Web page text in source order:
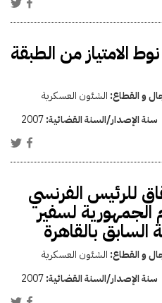
الامتياز من الطبقة
و القطاع: الشئون العسكرية
سنة الإصدار/السنة القضائية:2007
للرئيس الفرنسي
لسفير
السابق بالقاهرة
و القطاع: الشئون العسكرية
سنة الإصدار/السنة القضائية:2007